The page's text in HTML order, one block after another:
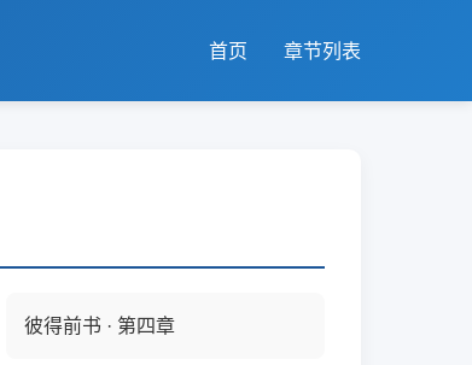
首页 章节列表
彼得前书 · 第四章